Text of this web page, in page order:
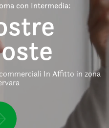
con Intermedia:
In Affitto in zona